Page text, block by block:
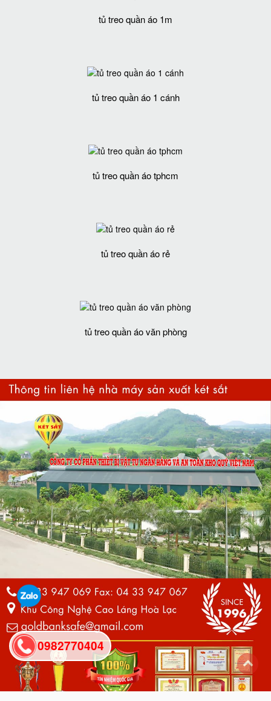
tủ treo quần áo 1m
tủ treo quần áo 1 cánh
tủ treo quần áo tphcm
tủ treo quần áo rẻ
tủ treo quần áo văn phòng
0982770404
back